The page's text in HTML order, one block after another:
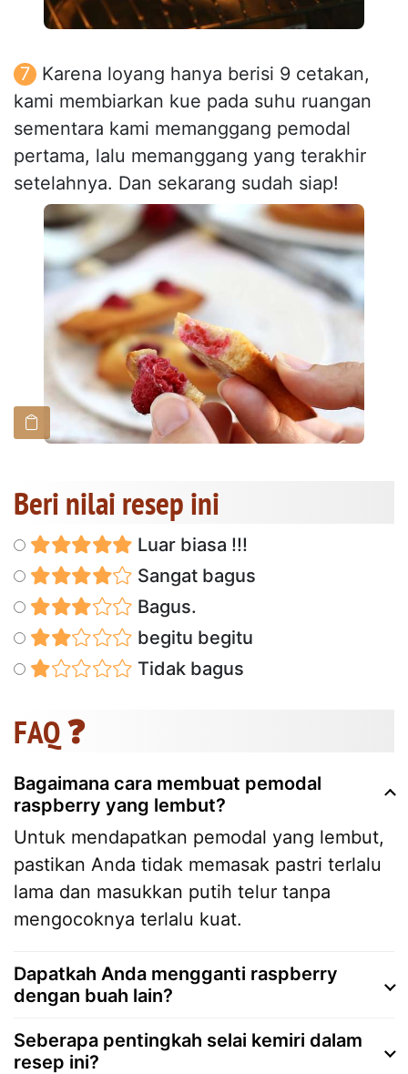
Karena loyang hanya berisi 9 cetakan,
kami membiarkan kue pada suhu ruangan
sementara kami memanggang pemodal
pertama, lalu memanggang yang terakhir
setelahnya. Dan sekarang sudah siap!
Beri nilai resep ini
Luar biasa !!!
Sangat bagus
Bagus.
begitu begitu
Tidak bagus
FAQ ❓
Bagaimana cara membuat pemodal
raspberry yang lembut?
Untuk mendapatkan pemodal yang lembut,
pastikan Anda tidak memasak pastri terlalu
lama dan masukkan putih telur tanpa
mengocoknya terlalu kuat.
Dapatkah Anda mengganti raspberry
dengan buah lain?
Seberapa pentingkah selai kemiri dalam
resep ini?